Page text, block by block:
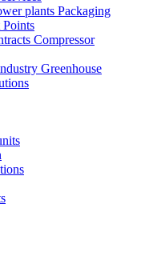
plants Packaging
Compressor
Greenhouse